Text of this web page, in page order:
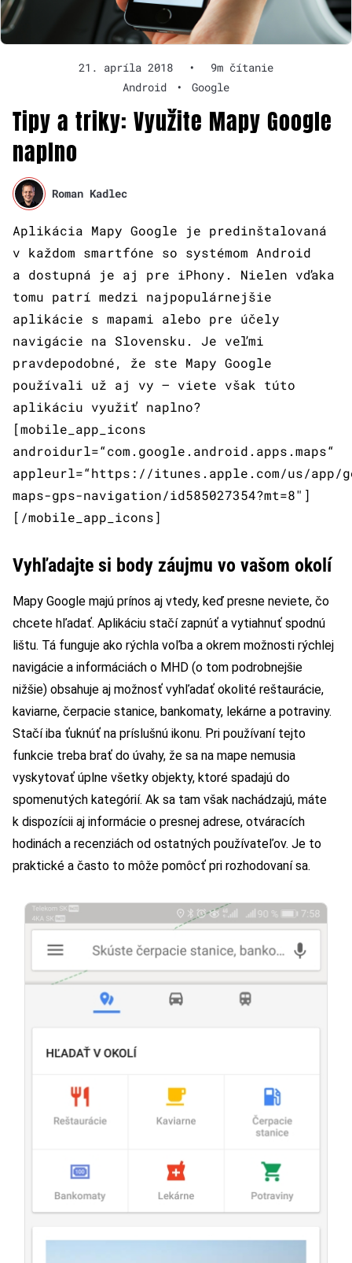
21. apríla 2018 •
9m čítanie
Android
• Google
Tipy a triky: Využite Mapy Google
naplno
Roman Kadlec
Aplikácia Mapy Google je predinštalovaná
v každom smartfóne so systémom Android
a dostupná je aj pre iPhony. Nielen vďaka
tomu patrí medzi najpopulárnejšie
aplikácie s mapami alebo pre účely
navigácie na Slovensku. Je veľmi
pravdepodobné, že ste Mapy Google
používali už aj vy – viete však túto
aplikáciu využiť naplno?
[mobile_app_icons
androidurl=“com.google.android.apps.maps“
appleurl=“https://itunes.apple.com/us/app/
maps-gps-navigation/id585027354?mt=8″]
[/mobile_app_icons]
Vyhľadajte si body záujmu vo vašom okolí
Mapy Google majú prínos aj vtedy, keď presne neviete, čo
chcete hľadať. Aplikáciu stačí zapnúť a vytiahnuť spodnú
lištu. Tá funguje ako rýchla voľba a okrem možnosti rýchlej
navigácie a informáciách o MHD (o tom podrobnejšie
nižšie) obsahuje aj možnosť vyhľadať okolité reštaurácie,
kaviarne, čerpacie stanice, bankomaty, lekárne a potraviny.
Stačí iba ťuknúť na príslušnú ikonu. Pri používaní tejto
funkcie treba brať do úvahy, že sa na mape nemusia
vyskytovať úplne všetky objekty, ktoré spadajú do
spomenutých kategórií. Ak sa tam však nachádzajú, máte
k dispozícii aj informácie o presnej adrese, otváracích
hodinách a recenziách od ostatných používateľov. Je to
praktické a často to môže pomôcť pri rozhodovaní sa.